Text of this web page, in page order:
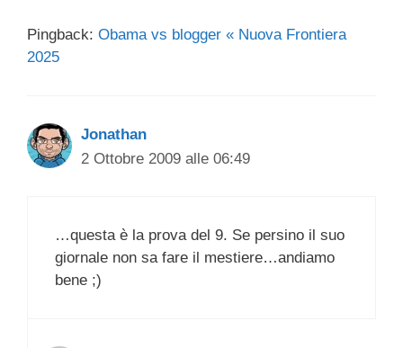
Pingback: Obama vs blogger « Nuova Frontiera
2025
Jonathan
2 Ottobre 2009 alle 06:49
…questa è la prova del 9. Se persino il suo
giornale non sa fare il mestiere…andiamo
bene ;)